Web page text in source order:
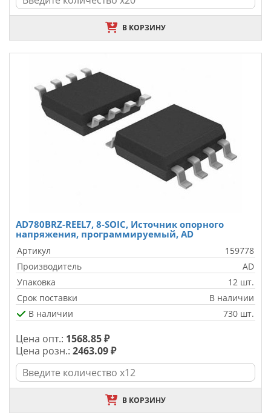
В КОРЗИНУ
AD780BRZ-REEL7, 8-SOIC, Источник опорного
напряжения, программируемый, AD
Артикул
159778
Производитель
AD
Упаковка
12 шт.
Срок поставки
В наличии
В наличии
730 шт.
Цена опт.: 1568.85 ₽
Цена розн.: 2463.09 ₽
В КОРЗИНУ